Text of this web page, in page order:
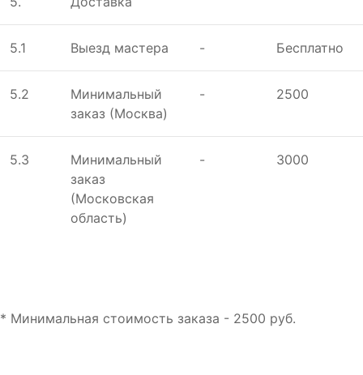
5.1 Выeзд мастeра - Бесплатно
5.2
Минимальный
заказ (Москва)
- 2500
5.3
Минимальный
заказ
(Московская
область)
- 3000
* Минимальная стоимость заказа - 2500 руб.